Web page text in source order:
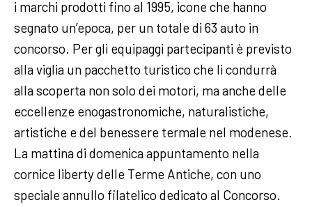
i marchi prodotti fino al 1995, icone che hanno
segnato un’epoca, per un totale di 63 auto in
concorso. Per gli equipaggi partecipanti è previsto
alla viglia un pacchetto turistico che li condurrà
alla scoperta non solo dei motori, ma anche delle
eccellenze enogastronomiche, naturalistiche,
artistiche e del benessere termale nel modenese.
La mattina di domenica appuntamento nella
cornice liberty delle Terme Antiche, con uno
speciale annullo filatelico dedicato al Concorso.